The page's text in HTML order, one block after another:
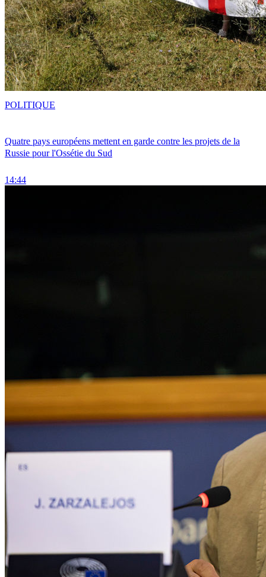
Quatre pays européens mettent en garde contre les projets de la
Russie pour l'Ossétie du Sud
14:44
POLITIQUE